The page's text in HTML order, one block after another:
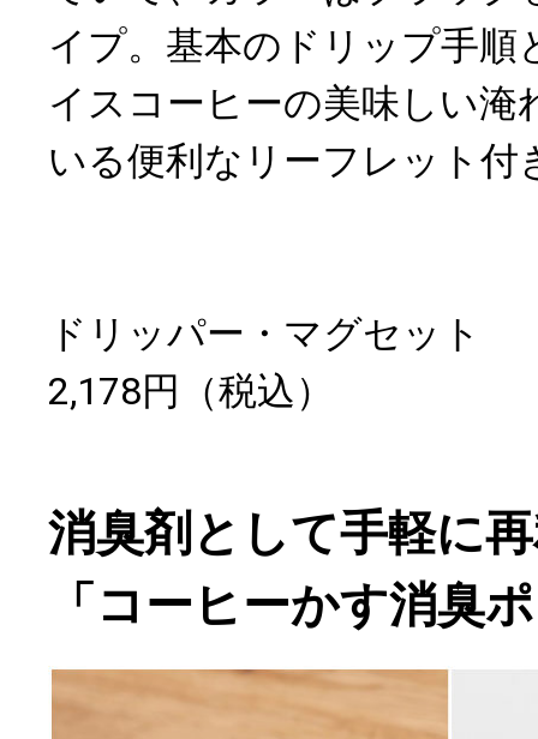
イプ。基本のドリップ手順
イスコーヒーの美味しい淹
いる便利なリーフレット付
ドリッパー・マグセット
2,178円（税込）
消臭剤として手軽に
「コーヒーかす消臭